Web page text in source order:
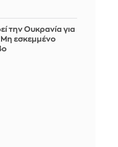
την Ουκρανία για
εσκεμμένο